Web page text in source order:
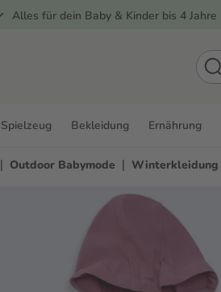
Alles für dein Baby & Kinder bis 4 Jahre
Spielzeug Bekleidung Ernährung
| Outdoor Babymode | Winterkleidung